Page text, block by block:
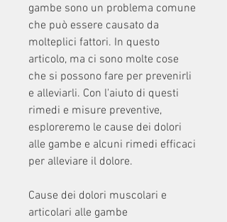
gambe sono un problema comune
che può essere causato da
molteplici fattori. In questo
articolo, ma ci sono molte cose
che si possono fare per prevenirli
e alleviarli. Con l'aiuto di questi
rimedi e misure preventive,
esploreremo le cause dei dolori
alle gambe e alcuni rimedi efficaci
per alleviare il dolore.
Cause dei dolori muscolari e
articolari alle gambe